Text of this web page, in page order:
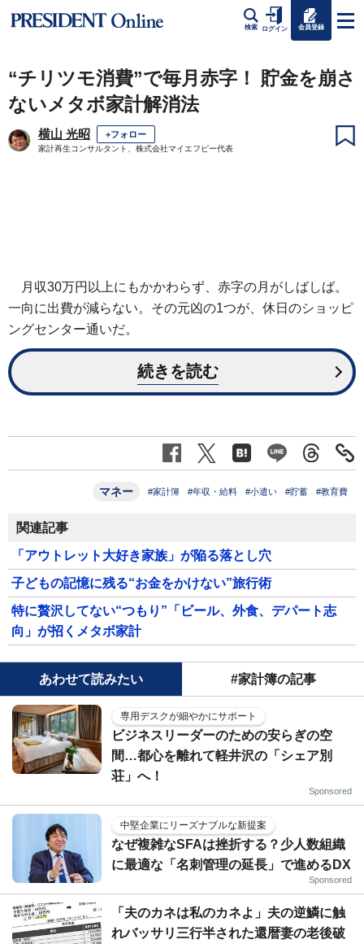
検索 ログイン 会員登録
“チリツモ消費”で毎月赤字！ 貯金を崩さ
ないメタボ家計解消法
横山 光昭 +フォロー
家計再生コンサルタント、株式会社マイエフピー代表
月収30万円以上にもかかわらず、赤字の月がしばしば。
一向に出費が減らない。その元凶の1つが、休日のショッピ
ングセンター通いだ。
続きを読む
マネー #家計簿 #年収・給料 #小遣い #貯蓄 #教育費
関連記事
「アウトレット大好き家族」が陥る落とし穴
子どもの記憶に残る“お金をかけない”旅行術
特に贅沢してない“つもり”「ビール、外食、デパート志
向」が招くメタボ家計
あわせて読みたい #家計簿の記事
専用デスクが細やかにサポート
ビジネスリーダーのための安らぎの空
間…都心を離れて軽井沢の「シェア別
荘」へ！
Sponsored
中堅企業にリーズナブルな新提案
なぜ複雑なSFAは挫折する？少人数組織
に最適な「名刺管理の延長」で進めるDX
Sponsored
「夫のカネは私のカネよ」夫の逆鱗に触
れバッサリ三行半された還暦妻の老後破